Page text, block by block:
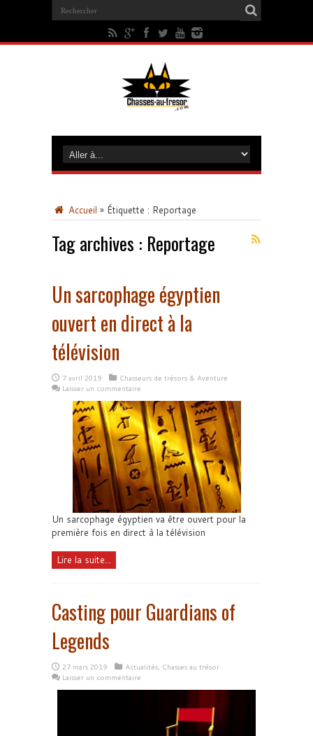
Accueil » Étiquette : Reportage
Tag archives : Reportage
Un sarcophage égyptien
ouvert en direct à la
télévision
7 avril 2019
Chasseurs de trésors & Aventure
Laisser un commentaire
Un sarcophage égyptien va être ouvert pour la
première fois en direct à la télévision
Lire la suite...
Casting pour Guardians of
Legends
27 mars 2019 Actualités, Chasses au trésor
Laisser un commentaire